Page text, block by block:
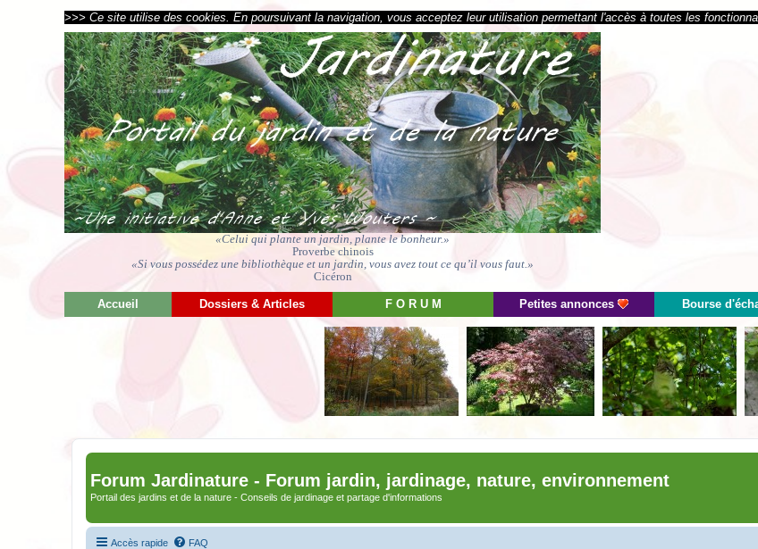
>>> Ce site utilise des cookies. En poursuivant la navigation, vous acceptez leur utilisation permettant l'accès à toutes les
«Celui qui plante un jardin, plante le bonheur.»
Proverbe chinois
«Si vous possédez une bibliothèque et un jardin, vous avez tout ce qu’il vous faut.»
Cicéron
Accueil Dossiers & Articles F O R U M Petites annonces Bourse
Forum Jardinature - Forum jardin, jardinage, nature, environnement
Portail des jardins et de la nature - Conseils de jardinage et partage d'informations
Accès rapide FAQ